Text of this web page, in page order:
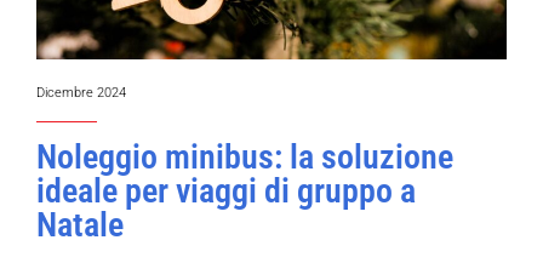
Dicembre 2024
Noleggio minibus: la soluzione
ideale per viaggi di gruppo a
Natale